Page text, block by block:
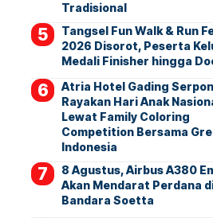
Tradisional
Tangsel Fun Walk & Run
2026 Disorot, Peserta
Medali Finisher hingga
Atria Hotel Gading
Rayakan Hari Anak
Lewat Family Coloring
Competition Bersama
Indonesia
8 Agustus, Airbus A380
Akan Mendarat Perdana
Bandara Soetta